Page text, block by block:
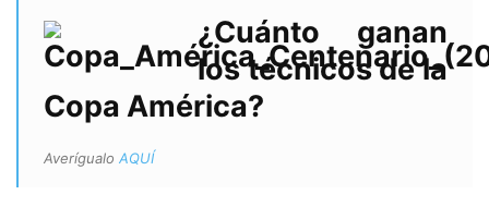
¿Cuánto ganan
los técnicos de la
Copa América?
Averígualo AQUÍ